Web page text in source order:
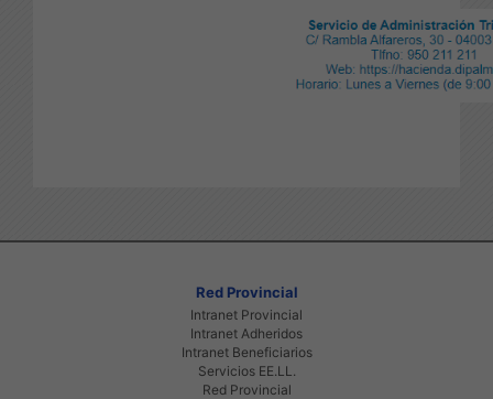
Red Provincial
Intranet Provincial
Intranet Adheridos
Intranet Beneficiarios
Servicios EE.LL.
Red Provincial